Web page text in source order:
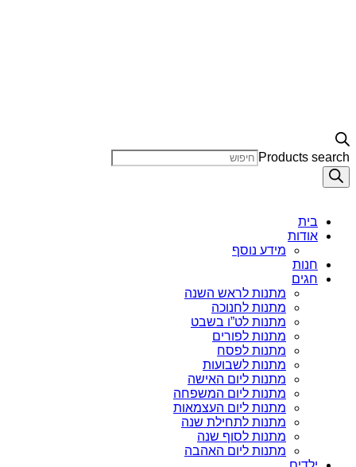
Products search
בית
אודות
מידע נוסף
חנות
חגים
מתנות לראש השנה
מתנות לחנוכה
מתנות לט”ו בשבט
מתנות לפורים
מתנות לפסח
מתנות לשבועות
מתנות ליום האישה
מתנות ליום המשפחה
מתנות ליום העצמאות
מתנות לתחילת שנה
מתנות לסוף שנה
מתנות ליום האהבה